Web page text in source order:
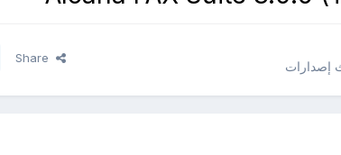
إصدارات
Share